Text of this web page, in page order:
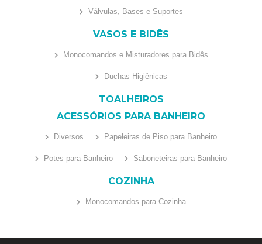
Válvulas, Bases e Suportes
VASOS E BIDÊS
Monocomandos e Misturadores para Bidês
Duchas Higiênicas
TOALHEIROS
ACESSÓRIOS PARA BANHEIRO
Diversos Papeleiras de Piso para Banheiro
Potes para Banheiro Saboneteiras para Banheiro
COZINHA
Monocomandos para Cozinha